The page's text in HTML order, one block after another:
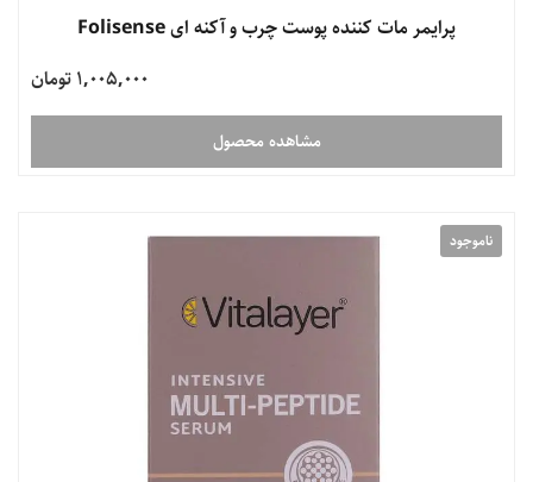
پرایمر مات کننده پوست چرب و آکنه ای Folisense
1,005,000 تومان
مشاهده محصول
ناموجود